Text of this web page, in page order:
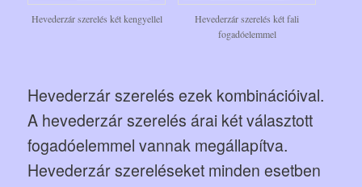
Hevederzár szerelés két kengyellel
Hevederzár szerelés két fali
fogadóelemmel
Hevederzár szerelés ezek kombinációival.
A hevederzár szerelés árai két választott
fogadóelemmel vannak megállapítva.
Hevederzár szereléseket minden esetben